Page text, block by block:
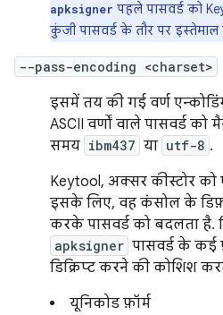
apksigner पहले पासवर्ड को
कुंजी पासवर्ड के तौर पर इस्तेमाल
--pass-encoding <charset>
इसमें तय की गई वर्ण
ASCII वर्णों वाले पासवर्ड
समय ibm437 या utf-8 .
Keytool, अक्सर कीस्टोर को
इसके लिए, वह कंसोल के
करके पासवर्ड को बदलता है.
apksigner पासवर्ड के कई
डिक्रिप्ट करने की कोशिश
यूनिकोड फ़ॉर्म